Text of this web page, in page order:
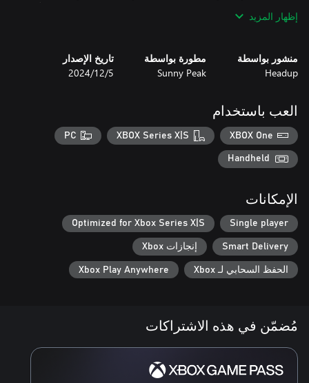
حفلات آسرة تركز كل منها على إحدى فئات الآلات الموسيقية- الوترية
استكشِف عالم Symphonia، وتنقّل فيه، واعزف على الكمان، واجمع
- خض تجارب وتحديات منصات مدهشة وتغلب عليها مستعينًا بقدرات
-اجمع الموسيقيين النابغين وقدّم حفلات تأسر القلوب لتعيد الموسيقى
والفرح والمجد إلى هذا العالم
إظهار المزيد
منشور بواسطة
Headup
مطورة بواسطة
Sunny Peak
تاريخ الإصدار
5‏/12‏/2024
العب باستخدام
XBOX One
XBOX Series X|S
PC
Handheld
الإمكانات
Single player
Optimized for Xbox Series X|S
Smart Delivery إنجازات Xbox
الحفظ السحابي لـ Xbox Xbox Play Anywhere
مُضمّن في هذه الاشتراكات